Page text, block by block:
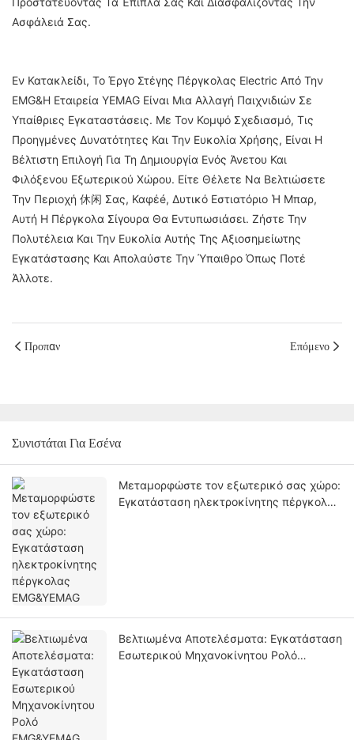
Ασφάλειά Σας.
Εν Κατακλείδι, Το Έργο Στέγης Πέργκολας Electric Από Την
EMG&Η Εταιρεία YEMAG Είναι Μια Αλλαγή Παιχνιδιών Σε
Υπαίθριες Εγκαταστάσεις. Με Τον Κομψό Σχεδιασμό, Τις
Προηγμένες Δυνατότητες Και Την Ευκολία Χρήσης, Είναι Η
Βέλτιστη Επιλογή Για Τη Δημιουργία Ενός Άνετου Και
Φιλόξενου Εξωτερικού Χώρου. Είτε Θέλετε Να Βελτιώσετε
Την Περιοχή 休闲 Σας, Καφέé, Δυτικό Εστιατόριο Ή Μπαρ,
Αυτή Η Πέργκολα Σίγουρα Θα Εντυπωσιάσει. Ζήστε Την
Πολυτέλεια Και Την Ευκολία Αυτής Της Αξιοσημείωτης
Εγκατάστασης Και Απολαύστε Την Ύπαιθρο Όπως Ποτέ
Άλλοτε.
Προπαν Επόμενο
Συνιστάται Για Εσένα
Μεταμορφώστε τον εξωτερικό σας χώρο:
Εγκατάσταση ηλεκτροκίνητης πέργκολας
Βελτιωμένα Αποτελέσματα: Εγκατάσταση
Εσωτερικού Μηχανοκίνητου Ρολό